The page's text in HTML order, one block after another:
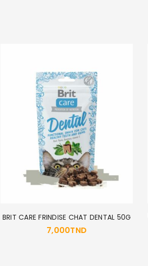
BRIT CARE FRINDISE CHAT DENTAL 50G
7,000TND